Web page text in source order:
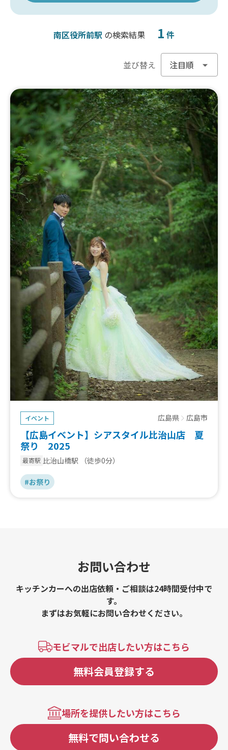
南区役所前駅 の検索結果 1 件
並び替え
イベント 広島県 広島市
【広島イベント】シアスタイル比治山店 夏
祭り 2025
最寄駅 比治山橋駅 （徒歩0分）
#お祭り
お問い合わせ
キッチンカーへの出店依頼・ご相談は24時間受付中で
す。
まずはお気軽にお問い合わせください。
モビマルで出店したい方はこちら
無料会員登録する
場所を提供したい方はこちら
無料で問い合わせる